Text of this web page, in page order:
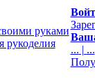
рукоделия
... | ...